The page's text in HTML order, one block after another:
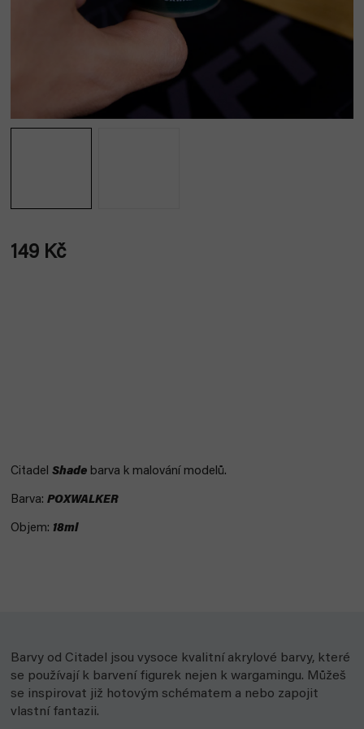
149 Kč
Citadel Shade barva k malování modelů.
Barva: POXWALKER
Objem: 18ml
Barvy od Citadel jsou vysoce kvalitní akrylové barvy, které
se používají k barvení figurek nejen k wargamingu. Můžeš
se inspirovat již hotovým schématem a nebo zapojit
vlastní fantazii.